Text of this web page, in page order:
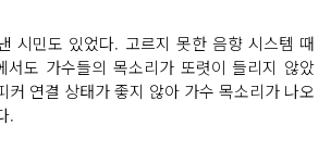
시민도 있었다. 고르지 못한 음향 시스템 때
서도 가수들의 목소리가 또렷이 들리지 않았
커 연결 상태가 좋지 않아 가수 목소리가 나오
.